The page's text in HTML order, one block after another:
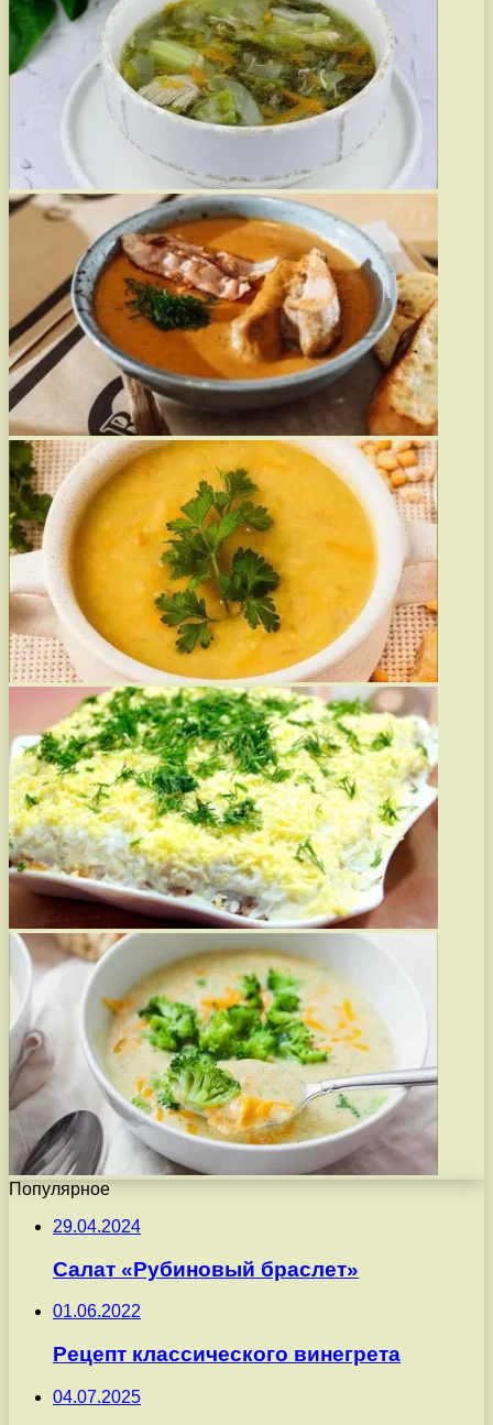
Популярное
29.04.2024
Салат «Рубиновый браслет»
01.06.2022
Рецепт классического винегрета
04.07.2025